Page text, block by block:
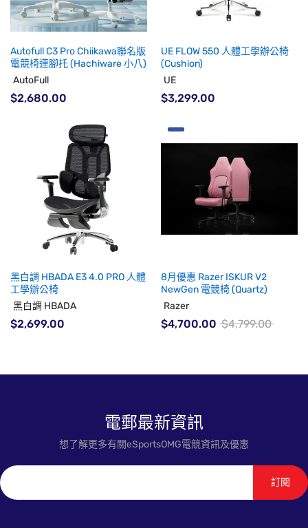
Autofull C3 Pro Chiikawa聯名版
電競椅連腳托 (Hachiware 小八)
AutoFull
$2,680.00
UE FLOW 550 人體工學辦公椅
(Cushion)
UE
$3,299.00
黑白調 HBADA E3 4.0 PRO 人體
工學辦公椅
黑白調 HBADA
$2,699.00
8月優惠 Razer ISKUR V2
NewGen 電競椅 (Quartz)
Razer
$4,700.00 $4,799.00
電郵最新資訊
想了解更多有關eSportsOMG電競資訊及優惠
訂閱